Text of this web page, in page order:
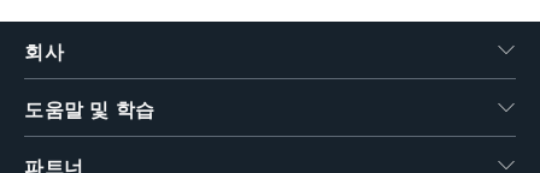
회사
도움말 및 학습
파트너